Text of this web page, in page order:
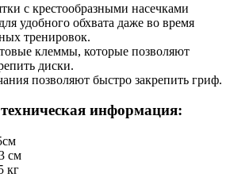
с крестообразными насечками
удобного обхвата даже во время
тренировок.
клеммы, которые позволяют
диски.
позволяют быстро закрепить гриф.
информация:
cм
кг